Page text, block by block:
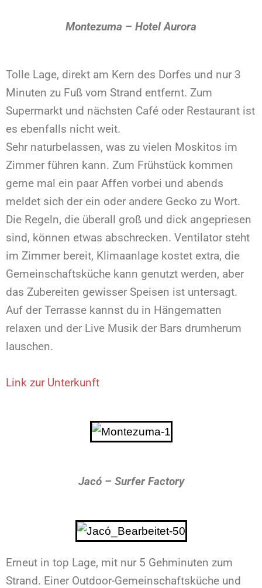
Montezuma – Hotel Aurora
Tolle Lage, direkt am Kern des Dorfes und nur 3
Minuten zu Fuß vom Strand entfernt. Zum
Supermarkt und nächsten Café oder Restaurant ist
es ebenfalls nicht weit.
Sehr naturbelassen, was zu vielen Moskitos im
Zimmer führen kann. Zum Frühstück kommen
gerne mal ein paar Affen vorbei und abends
meldet sich der ein oder andere Gecko zu Wort.
Die Regeln, die überall groß und dick angepriesen
sind, können etwas abschrecken. Ventilator steht
im Zimmer bereit, Klimaanlage kostet extra, die
Gemeinschaftsküche kann genutzt werden, aber
das Zubereiten gewisser Speisen ist untersagt.
Auf der Terrasse kannst du in Hängematten
relaxen und der Live Musik der Bars drumherum
lauschen.
Link zur Unterkunft
Jacó – Surfer Factory
Erneut in top Lage, mit nur 5 Gehminuten zum
Strand. Einer Outdoor-Gemeinschaftsküche und